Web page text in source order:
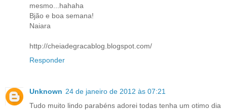
mesmo...hahaha
Bjão e boa semana!
Naiara
http://cheiadegracablog.blogspot.com/
Responder
Unknown 24 de janeiro de 2012 às 07:21
Tudo muito lindo parabéns adorei todas tenha um otimo dia